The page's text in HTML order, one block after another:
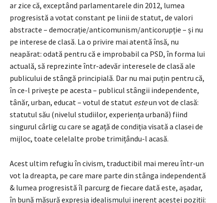
ar zice că, exceptând parlamentarele din 2012, lumea
progresistă a votat constant pe linii de statut, de valori
abstracte – democrație/anticomunism/anticorupție – și nu
pe interese de clasă. La o privire mai atentă însă, nu
neapărat: odată pentru că e improbabil ca PSD, în forma lui
actuală, să reprezinte într-adevăr interesele de clasă ale
publicului de stângă principială. Dar nu mai puțin pentru că,
în ce-l privește pe acesta – publicul stângii independente,
tânăr, urban, educat – votul de statut esteun vot de clasă:
statutul său (nivelul studiilor, experiența urbană) fiind
singurul cârlig cu care se agață de condiția visată a clasei de
mijloc, toate celelalte probe trimițându-l acasă.
Acest ultim refugiu în civism, traductibil mai mereu într-un
vot la dreapta, pe care mare parte din stânga independentă
& lumea progresistă îl parcurg de fiecare dată este, așadar,
în bună măsură expresia idealismului inerent acestei poziții: